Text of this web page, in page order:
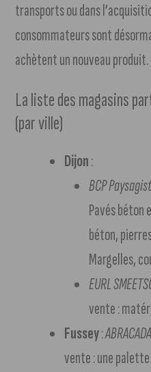
transports ou dans
consommateurs sont
achètent un nouveau produit.
La liste des magasins
(par ville)
Dijon:
BCP
Pavés béton
béton,
Margelles,
EURL
vente :
Fussey:
vente : une